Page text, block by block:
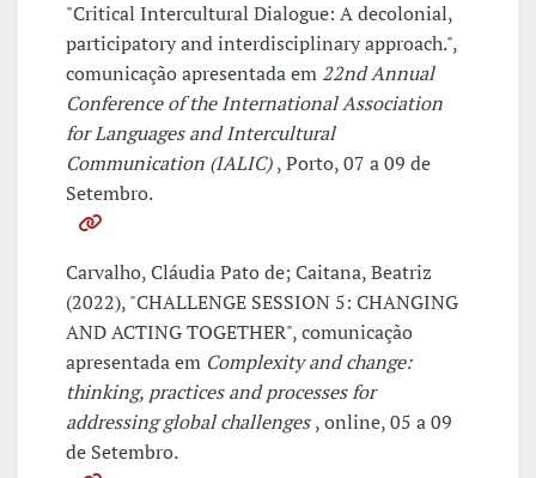
"Critical Intercultural Dialogue: A decolonial,
participatory and interdisciplinary approach.",
comunicação apresentada em 22nd Annual
Conference of the International Association
for Languages and Intercultural
Communication (IALIC), Porto, 07 a 09 de
Setembro.
Carvalho, Cláudia Pato de; Caitana, Beatriz
(2022), "CHALLENGE SESSION 5: CHANGING
AND ACTING TOGETHER", comunicação
apresentada em Complexity and change:
thinking, practices and processes for
addressing global challenges, online, 05 a 09
de Setembro.